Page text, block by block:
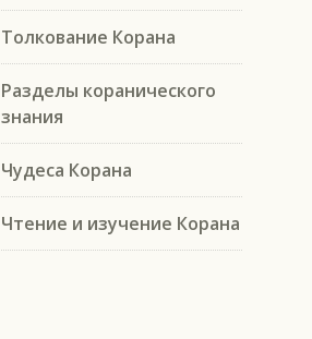
Толкование Корана
Разделы коранического
знания
Чудеса Корана
Чтение и изучение Корана